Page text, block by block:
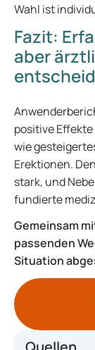
Wahl ist
Fazit:
aber
positive
wie
Erektionen.
stark, und
fundierte
Gemeinsam
passenden
Situation